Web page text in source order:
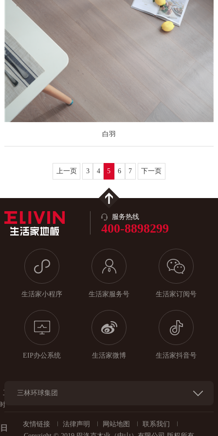
白羽
上一页 3 4 5 6 7 下一页
服务热线
400-8898299
工
生活家小程序 生活家服务号 生活家订阅号
EIP办公系统 生活家微博 生活家抖音号
三林环球集团
友情链接 法律声明 网站地图
联系我们